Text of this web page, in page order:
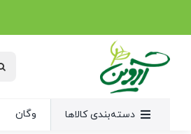
دسته‌بندی کالاها وگان